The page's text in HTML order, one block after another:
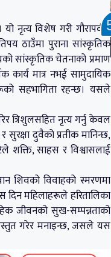
नृत्य विशेष गरी गौरापर्वकै
ठाउँमा पुराना सांस्कृतिक
सांस्कृतिक चेतनाको प्रमाण
कार्य मात्र नभई सामुदायिक
सहभागिता रहन्छ। यसले
त्रिशुलसहित नृत्य गर्नु केवल
सुरक्षा दुवैको प्रतीक मानिन्छ,
शक्ति, साहस र विश्वासलाई
शिवको विवाहको स्मरणमा
दिन महिलाहरूले हरितालिका
जीवनको सुख-सम्पन्नताको
गरेर मनाइन्छ, जसले यस